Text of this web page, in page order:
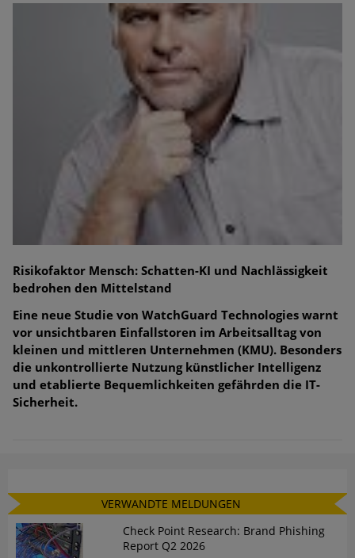
Risikofaktor Mensch: Schatten-KI und Nachlässigkeit
bedrohen den Mittelstand
Eine neue Studie von WatchGuard Technologies warnt
vor unsichtbaren Einfallstoren im Arbeitsalltag von
kleinen und mittleren Unternehmen (KMU). Besonders
die unkontrollierte Nutzung künstlicher Intelligenz
und etablierte Bequemlichkeiten gefährden die IT-
Sicherheit.
VERWANDTE MELDUNGEN
Check Point Research: Brand Phishing
Report Q2 2026